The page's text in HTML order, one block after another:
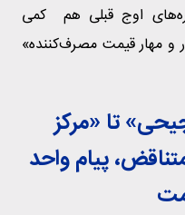
اوج قبلی هم کمی
و مهار قیمت مصرف‌کننده»
تا «مرکز
پیام واحد